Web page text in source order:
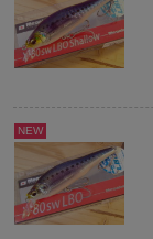
NEW